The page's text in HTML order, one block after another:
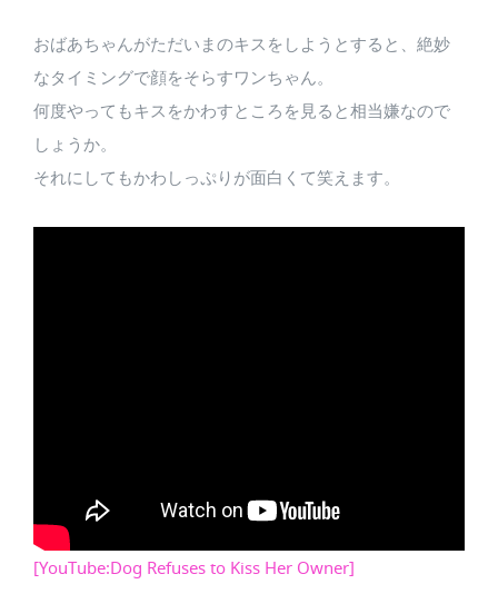
おばあちゃんがただいまのキスをしようとすると、絶妙
なタイミングで顔をそらすワンちゃん。
何度やってもキスをかわすところを見ると相当嫌なので
しょうか。
それにしてもかわしっぷりが面白くて笑えます。
[YouTube:Dog Refuses to Kiss Her Owner]